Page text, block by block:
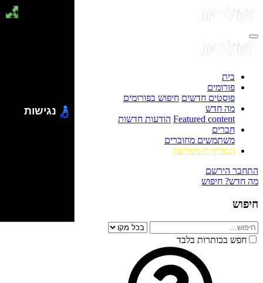
בית
פורומים
פוסטים חדשים חיפוש בפורומים
מה חדש
Featured content הודעות חדשות
חברים
משתמשים מחוברים
הסולידית ממליצה
התחבר הירשם
מה חדש? חיפוש
חיפוש
חפש בכותרות בלבד
נגישות